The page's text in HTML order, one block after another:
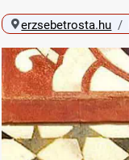
erzsebetrosta.hu